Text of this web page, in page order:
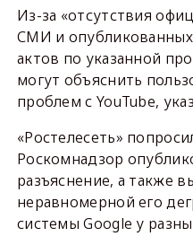
Из-за «отсутствия
СМИ и
актов по указанной
могут объяснить
проблем с YouTube,
«Ростелесеть»
Роскомнадзор
разъяснение, а также
неравномерной его
системы Google у